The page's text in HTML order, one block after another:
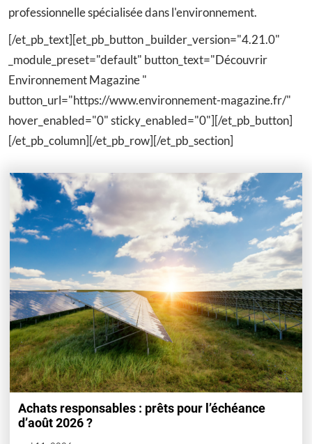
professionnelle spécialisée dans l'environnement.
[/et_pb_text][et_pb_button _builder_version="4.21.0"
_module_preset="default" button_text="Découvrir
Environnement Magazine "
button_url="https://www.environnement-magazine.fr/"
hover_enabled="0" sticky_enabled="0"][/et_pb_button]
[/et_pb_column][/et_pb_row][/et_pb_section]
Achats responsables : prêts pour l’échéance
d’août 2026 ?